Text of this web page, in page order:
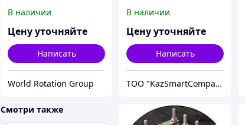
В наличии
Цену уточняйте
Написать
World Rotation Group
В наличии
Цену уточняйте
Написать
ТОО "KazSmartCompany"
Смотри также